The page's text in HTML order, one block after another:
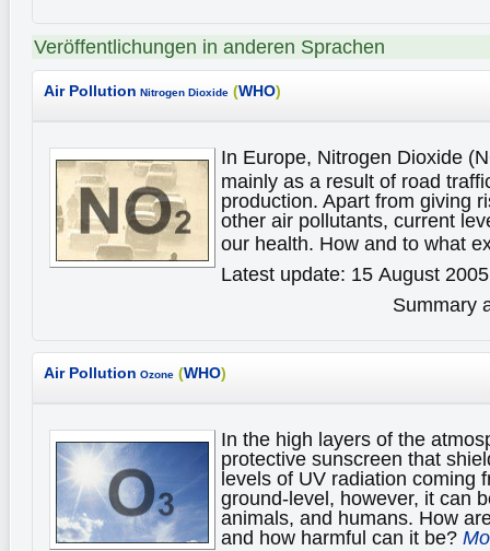
Veröffentlichungen in anderen Sprachen
Air Pollution Nitrogen Dioxide (WHO)
In Europe, Nitrogen Dioxide
mainly as a result of road
production. Apart from giving
other air pollutants, current
our health. How and to what
Latest update: 15 August 2005
Summary
Air Pollution Ozone (WHO)
In the high layers of the
protective sunscreen that
levels of UV radiation coming
ground-level, however, it can
animals, and humans. How
and how harmful can it be?